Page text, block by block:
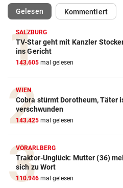
Gelesen(ausgewählt)Kommentiert
SALZBURG
TV-Star geht mit Kanzler
ins Gericht
143.605 mal gelesen
WIEN
Cobra stürmt Dorotheum, Täter
verschwunden
143.425 mal gelesen
VORARLBERG
Traktor-Unglück: Mutter (36)
sich zu Wort
110.946 mal gelesen